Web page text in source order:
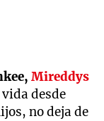
Mireddys
desde
no deja de